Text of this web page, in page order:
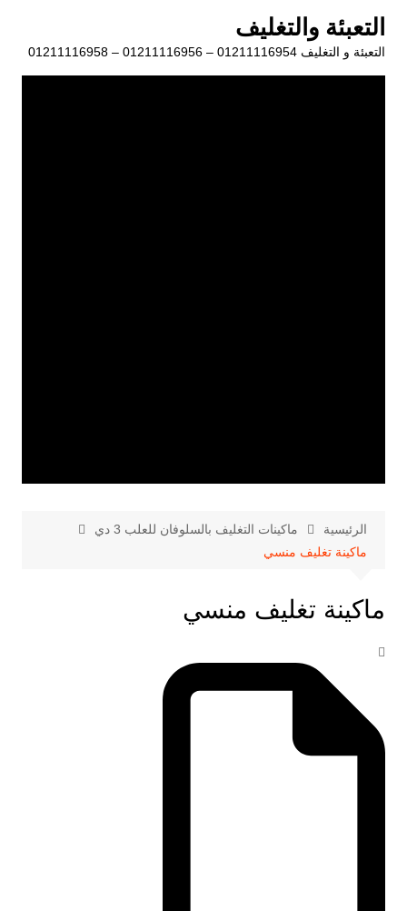
المحتوى
التعبئة والتغليف
التعبئة و التغليف 01211116954 – 01211116956 – 01211116958
الرئيسية
ماكينات التغليف بالسلوفان للعلب 3 دي
ماكينة تغليف منسي
ماكينة تغليف منسي